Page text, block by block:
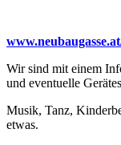
Wir sind mit einem
und eventuelle
Musik, Tanz,
etwas.